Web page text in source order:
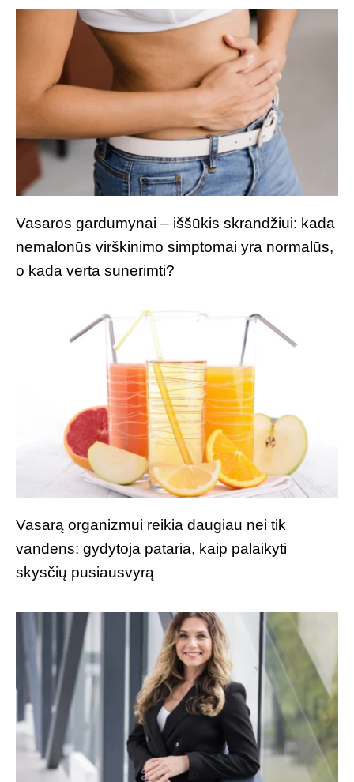
Vasaros gardumynai – iššūkis skrandžiui: kada
nemalonūs virškinimo simptomai yra normalūs,
o kada verta sunerimti?
Vasarą organizmui reikia daugiau nei tik
vandens: gydytoja pataria, kaip palaikyti
skysčių pusiausvyrą